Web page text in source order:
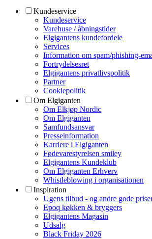
Kundeservice
Kundeservice
Varehuse / åbningstider
Elgigantens kundefordele
Services
Information om spam/phishing-
Fortrydelsesret
Elgigantens privatlivspolitik
Partner
Cookiepolitik
Om Elgiganten
Om Elkjøp Nordic
Om Elgiganten
Samfundsansvar
Presseinformation
Karriere i Elgiganten
Fødevarestyrelsen smiley
Elgigantens Kundeklub
Om Elgiganten Erhverv
Whistleblowing i organisationen
Inspiration
Ugens tilbud - og andre gode
Epoq køkken & bryggers
Elgigantens Magasin
Udsalg
Black Friday 2026